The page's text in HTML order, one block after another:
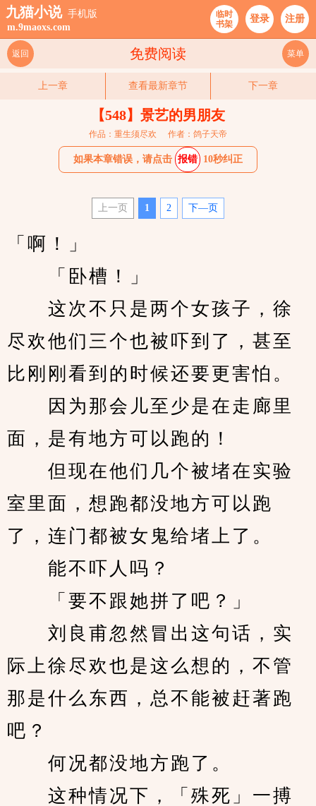
九猫小说 手机版
m.9maoxs.com
临时
书架
登录 注册
免费阅读
返回 菜单
上一章 查看最新章节 下一章
【548】景艺的男朋友
作品：重生须尽欢 作者：鸽子天帝
如果本章错误，请点击 报错 10秒纠正
上一页 1 2 下—页
「啊！」
「卧槽！」
这次不只是两个女孩子，徐
尽欢他们三个也被吓到了，甚至
比刚刚看到的时候还要更害怕。
因为那会儿至少是在走廊里
面，是有地方可以跑的！
但现在他们几个被堵在实验
室里面，想跑都没地方可以跑
了，连门都被女鬼给堵上了。
能不吓人吗？
「要不跟她拼了吧？」
刘良甫忽然冒出这句话，实
际上徐尽欢也是这么想的，不管
那是什么东西，总不能被赶著跑
吧？
何况都没地方跑了。
这种情况下，「殊死」一搏